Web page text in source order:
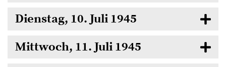
Dienstag, 10. Juli 1945
Mittwoch, 11. Juli 1945